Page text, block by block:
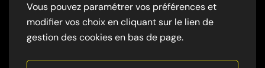
✅ Les processions au sol
Vous pouvez paramétrer vos préférences et
modifier vos choix en cliquant sur le lien de
gestion des cookies en bas de page.